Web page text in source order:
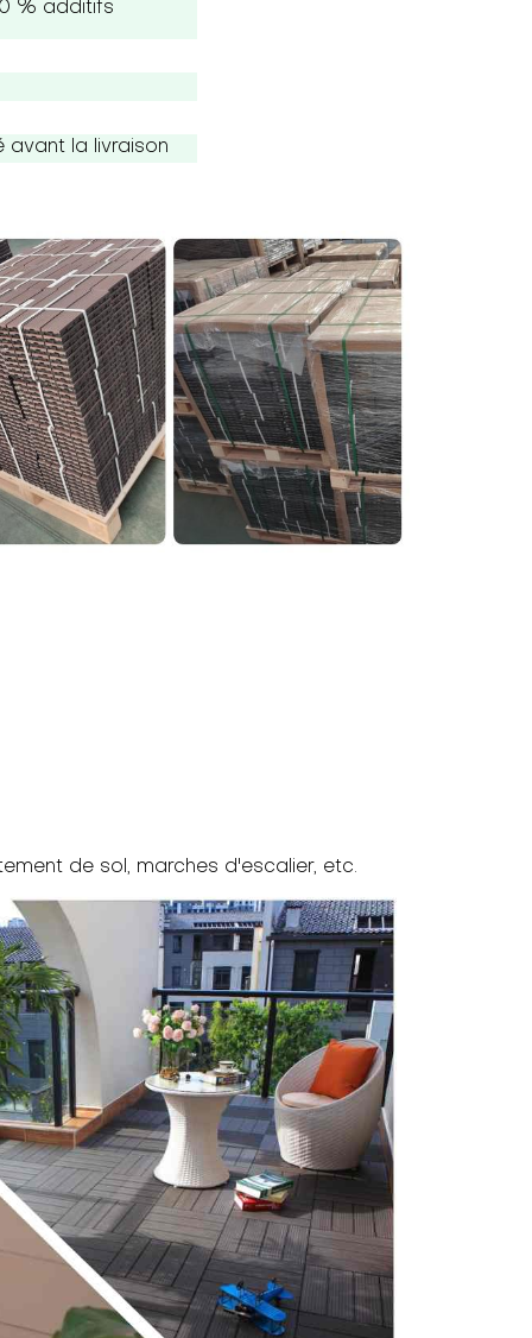
% additifs
avant la livraison
de sol, marches d'escalier, etc.